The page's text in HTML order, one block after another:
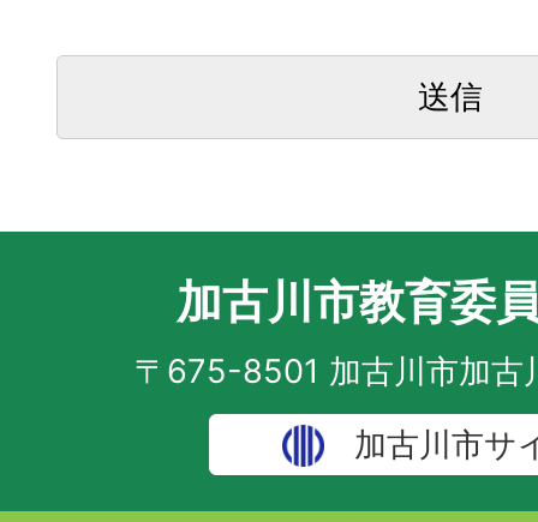
加古川市教育委
〒675-8501 加古川市加古
加古川市サ